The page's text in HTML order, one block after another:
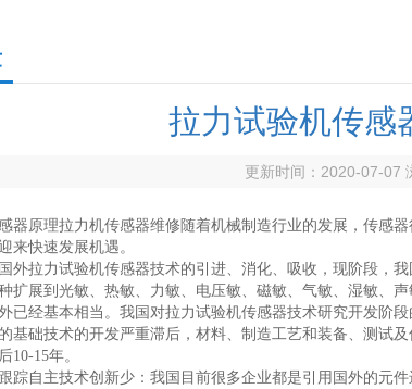
拉力试验机传感
更新时间：2020-07-07
器原理拉力机传感器维修随着机械制造行业的发展，传感
来快速发展机遇。
外拉力试验机传感器技术的引进、消化、吸收，现阶段，
扩展到光敏、热敏、力敏、电压敏、磁敏、气敏、湿敏、
已经基本相当。我国对拉力试验机传感器技术研究开发阶
基础技术的开发严重滞后，材料、制造工艺和装备、测试
10-15年。
自主技术创新少：我国目前很多企业都是引用国外的元件